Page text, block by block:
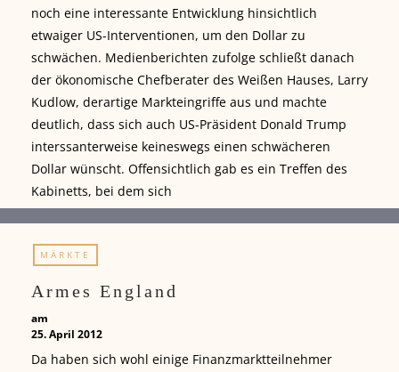
noch eine interessante Entwicklung hinsichtlich
etwaiger US-Interventionen, um den Dollar zu
schwächen. Medienberichten zufolge schließt danach
der ökonomische Chefberater des Weißen Hauses, Larry
Kudlow, derartige Markteingriffe aus und machte
deutlich, dass sich auch US-Präsident Donald Trump
interssanterweise keineswegs einen schwächeren
Dollar wünscht. Offensichtlich gab es ein Treffen des
Kabinetts, bei dem sich
MÄRKTE
Armes England
am
25. April 2012
Da haben sich wohl einige Finanzmarktteilnehmer